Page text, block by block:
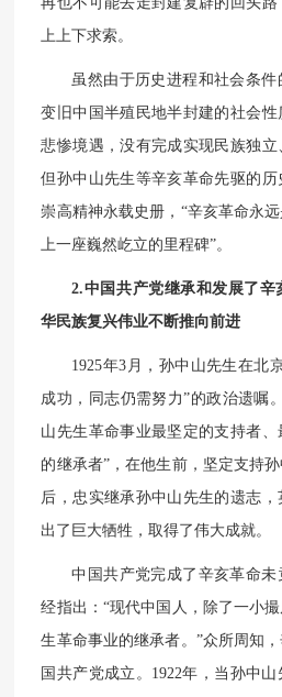
上上下求索。
虽然由于历史进程和社会条
变旧中国半殖民地半封建的社会
悲惨境遇，没有完成实现民族独立
但孙中山先生等辛亥革命先驱的
崇高精神永载史册，“辛亥革命永
上一座巍然屹立的里程碑”。
2.中国共产党继承和发展了
华民族复兴伟业不断推向前进
1925年3月，孙中山先生在北
成功，同志仍需努力”的政治遗嘱
山先生革命事业最坚定的支持者
的继承者”，在他生前，坚定支持
后，忠实继承孙中山先生的遗志
出了巨大牺牲，取得了伟大成就。
中国共产党完成了辛亥革命
经指出：“现代中国人，除了一小
生革命事业的继承者。”众所周知
国共产党成立。1922年，当孙中